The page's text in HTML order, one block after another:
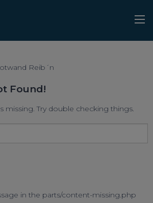
Reib´n
Found!
missing. Try double checking things.
in the parts/content-missing.php